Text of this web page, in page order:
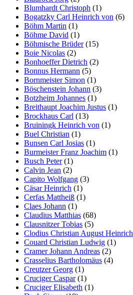
Blumhardt Christoph (1)
Bogatzky Carl Heinrich von (6)
Böhm Martin (1)
Böhme David (1)
Böhmische Brüder(15)
Boie Nicolas (2)
Bonhoeffer Dietrich (2)
Bonnus Hermann (5)
Bornmeister Simon (1)
Böschenstein Johann (3)
Botzheim Johannes (1)
Breithaupt Joachim Justus (1)
Brockhaus Carl (13)
Bruiningk Heinrich von (1)
Buel Christian (1)
Bunsen Carl Josias (1)
Burmeister Franz Joachim (1)
Busch Peter(1)
Calvin Jean (2)
Capito Wolfgang (3)
Cäsar Heinrich (1)
Cerfas Mattheiß (1)
Claes Johann (1)
Claudius Matthias (68)
Clausnitzer Tobias (5)
Clodius Christian August Heinrich
Couard Christian Ludwig (1)
Cramer Johann Andreas (2)
Crasselius Bartholomäus (4)
Creutzer Georg (1)
Cruciger Caspar(1)
Cruciger Elisabeth (1)